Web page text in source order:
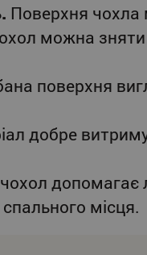
Поверхня чохла
можна
поверхня
добре
допомагає
місця.